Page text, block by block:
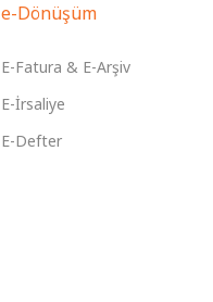
e-Dönüşüm
E-Fatura & E-Arşiv
E-İrsaliye
E-Defter